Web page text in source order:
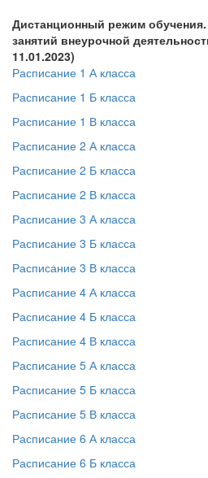
Дистанционный режим
занятий внеурочной
11.01.2023)
Расписание 1 А класса
Расписание 1 Б класса
Расписание 1 В класса
Расписание 2 А класса
Расписание 2 Б класса
Расписание 2 В класса
Расписание 3 А класса
Расписание 3 Б класса
Расписание 3 В класса
Расписание 4 А класса
Расписание 4 Б класса
Расписание 4 В класса
Расписание 5 А класса
Расписание 5 Б класса
Расписание 5 В класса
Расписание 6 А класса
Расписание 6 Б класса